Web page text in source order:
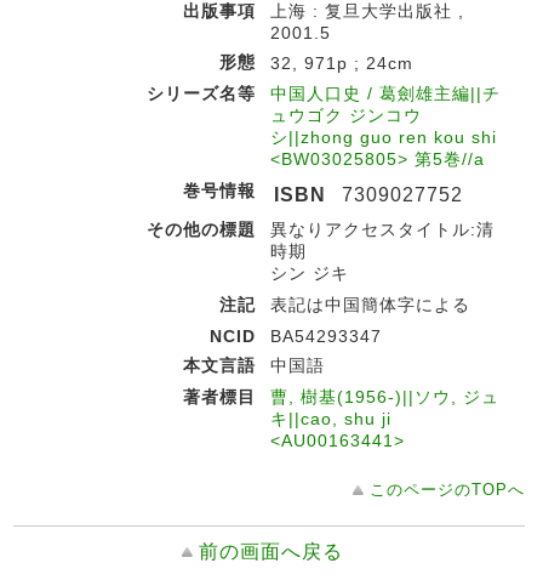
出版事項
上海 : 复旦大学出版社 ,
2001.5
形態
32, 971p ; 24cm
シリーズ名等
中国人口史 / 葛劍雄主編||チ
ュウゴク ジンコウ
シ||zhong guo ren kou shi
<BW03025805> 第5巻//a
巻号情報
ISBN 7309027752
その他の標題
異なりアクセスタイトル:清
時期
シン ジキ
注記
表記は中国簡体字による
NCID
BA54293347
本文言語
中国語
著者標目
曹, 樹基(1956-)||ソウ, ジュ
キ||cao, shu ji
<AU00163441>
このページのTOPへ
前の画面へ戻る